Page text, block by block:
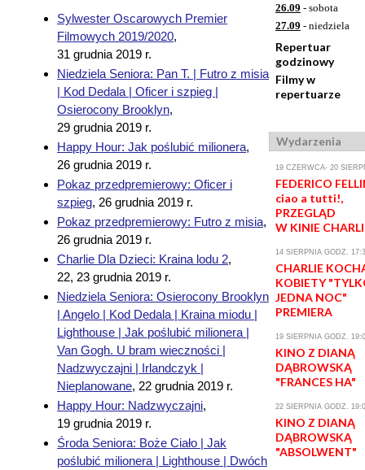
Sylwester Oscarowych Premier
Filmowych 2019/2020,
31 grudnia 2019 r.
Niedziela Seniora: Pan T. | Futro z misia
| Kod Dedala | Oficer i szpieg |
Osierocony Brooklyn,
29 grudnia 2019 r.
Happy Hour: Jak poślubić milionera,
26 grudnia 2019 r.
Pokaz przedpremierowy: Oficer i
szpieg, 26 grudnia 2019 r.
Pokaz przedpremierowy: Futro z misia,
26 grudnia 2019 r.
Charlie Dla Dzieci: Kraina lodu 2,
22, 23 grudnia 2019 r.
Niedziela Seniora: Osierocony Brooklyn
| Angelo | Kod Dedala | Kraina miodu |
Lighthouse | Jak poślubić milionera |
Van Gogh. U bram wieczności |
Nadzwyczajni | Irlandczyk |
Nieplanowane, 22 grudnia 2019 r.
Happy Hour: Nadzwyczajni,
19 grudnia 2019 r.
Środa Seniora: Boże Ciało | Jak
poślubić milionera | Lighthouse | Dwóch
26.09 - sobota
27.09 - niedziela
Repertuar
godzinowy
Filmy w
repertuarze
Wydarzenia
19 CZERWCA- 20
FEDERICO
ciao a tutti!,
PRZEGLĄD
W KINIE
14 SIERPNIA GODZ.
CHARLIE
KOBIETY
JEDNA NOC"
PREMIERA
19 SIERPNIA GODZ.
KINO Z DIANĄ
DĄBROWSKĄ
"FRANCES HA"
22 SIERPNIA GODZ.
KINO Z DIANĄ
DĄBROWSKĄ
"ABSOLWENT"